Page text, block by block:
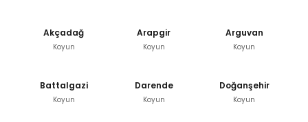
Akçadağ
Koyun
Arapgir
Koyun
Arguvan
Koyun
Battalgazi
Koyun
Darende
Koyun
Doğanşehir
Koyun